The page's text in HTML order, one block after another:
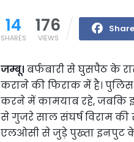
14
SHARES
176
VIEWS
जम्बू। बर्फबारी से घुसपैठ के
कराने की फिराक में है।
करने में कामयाब रहे, जबकि
से गुजरे साल संघर्ष विराम की
एलओसी से जुड़े पुख्ता इनपुट के